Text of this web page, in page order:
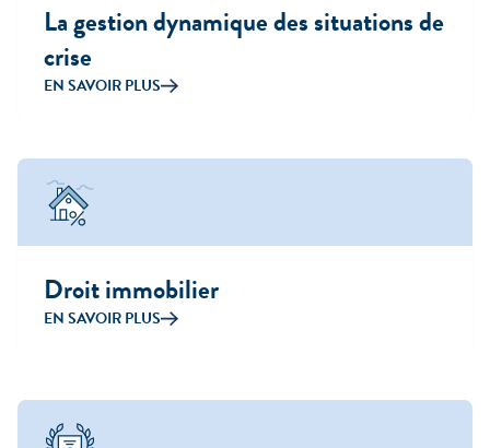
La gestion dynamique des situations de
crise
EN SAVOIR PLUS
Droit immobilier
EN SAVOIR PLUS